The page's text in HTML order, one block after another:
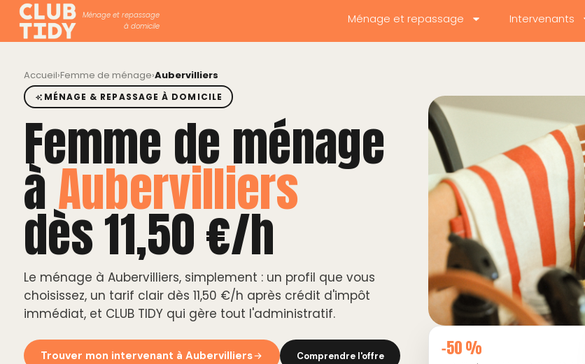
Ménage et repassage
à domicile
Ménage et repassage Intervenants
Accueil›Femme de ménage›Aubervilliers
MÉNAGE & REPASSAGE À DOMICILE
Femme de ménage
àAubervilliers
dès 11,50 €/h
Le ménage à Aubervilliers, simplement : un profil que vous
choisissez, un tarif clair dès 11,50 €/h après crédit d'impôt
immédiat, et CLUB TIDY qui gère tout l'administratif.
Trouver mon intervenant à Aubervilliers Comprendre l'offre −50 %